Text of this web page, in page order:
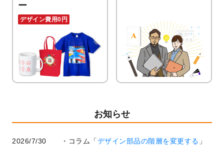
ー
デザイン費用0円
お知らせ
2026/7/30 コラム「デザイン部品の階層を変更する 」